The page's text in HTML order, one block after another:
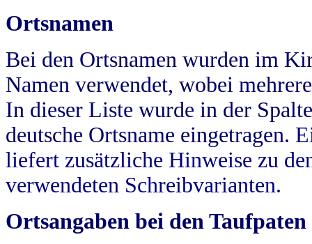
Ortsnamen
Bei den Ortsnamen wurden im
Namen verwendet, wobei
In dieser Liste wurde in der
deutsche Ortsname eingetragen.
liefert zusätzliche Hinweise zu
verwendeten Schreibvarianten.
Ortsangaben bei den Taufpaten